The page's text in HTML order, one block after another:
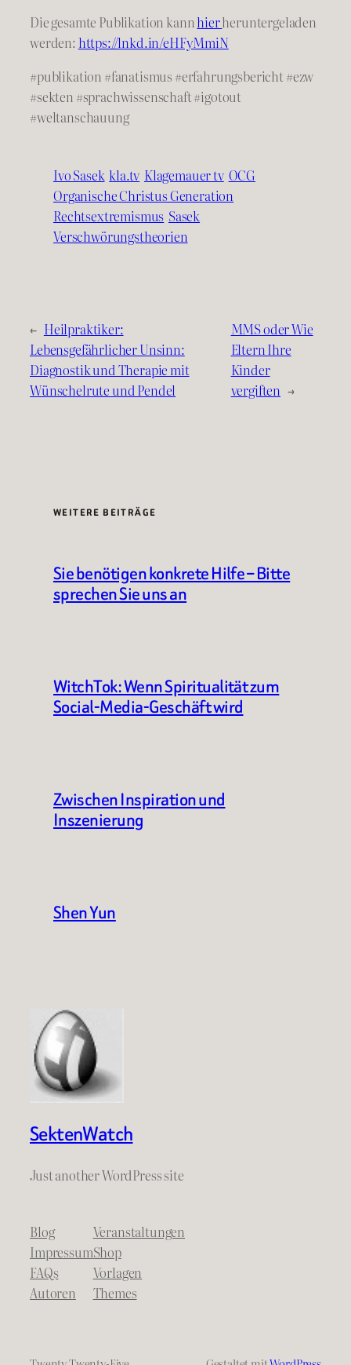
Die gesamte Publikation kannhierheruntergeladen
werden:https://lnkd.in/eHFyMmiN
#publikation #fanatismus #erfahrungsbericht #ezw
#sekten #sprachwissenschaft#igotout
#weltanschauung
Ivo Sasek kla.tv Klagemauer tv OCG
Organische Christus Generation
Rechtsextremismus Sasek
Verschwörungstheorien
← Heilpraktiker:
Lebensgefährlicher Unsinn:
Diagnostik und Therapie mit
Wünschelrute und Pendel
MMS oder Wie
Eltern Ihre
Kinder
vergiften →
WEITERE BEITRÄGE
Sie benötigen konkrete Hilfe – Bitte
sprechen Sie uns an
WitchTok: Wenn Spiritualität zum
Social-Media-Geschäft wird
Zwischen Inspiration und
Inszenierung
Shen Yun
SektenWatch
Just another WordPress site
Blog
Impressum
FAQs
Autoren
Veranstaltungen
Shop
Vorlagen
Themes